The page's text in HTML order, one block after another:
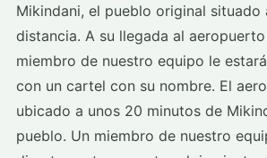
Mikindani, el pueblo original situado
distancia. A su llegada al
miembro de nuestro equipo le
con un cartel con su nombre. El
ubicado a unos 20 minutos de
pueblo. Un miembro de nuestro